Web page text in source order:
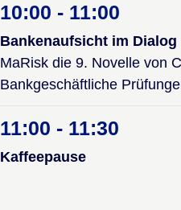
10:00 - 11:00
Bankenaufsicht im Dialog
MaRisk die 9. Novelle von
Bankgeschäftliche
11:00 - 11:30
Kaffeepause